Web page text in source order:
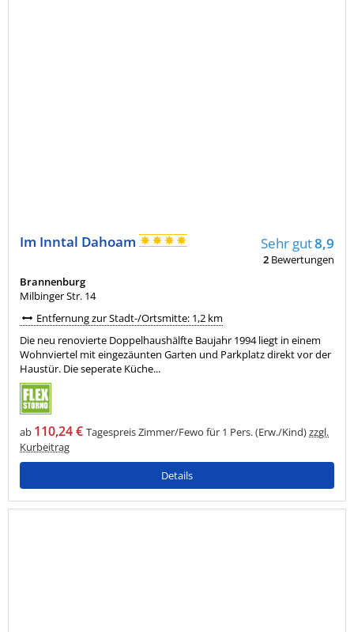
Im Inntal Dahoam Sehr gut8,9
2 Bewertungen
Brannenburg
Milbinger Str. 14
Entfernung zur Stadt-/Ortsmitte: 1,2 km
Die neu renovierte Doppelhaushälfte Baujahr 1994 liegt in einem
Wohnviertel mit eingezäunten Garten und Parkplatz direkt vor der
Haustür. Die seperate Küche...
ab 110,24 € Tagespreis Zimmer/Fewo für 1 Pers. (Erw./Kind)zzgl.
Kurbeitrag
Details